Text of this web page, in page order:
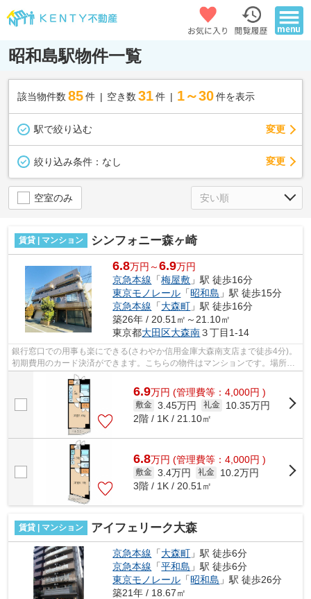
昭和島駅物件一覧
該当物件数 85件 空き数 31 件 1～30 件を表示
駅で絞り込む 変更
絞り込み条件： なし 変更
空室のみ
賃貸 | マンション シンフォニー森ヶ崎
6.8万円～6.9万円
京急本線 「梅屋敷 」駅 徒歩16分
東京モノレール 「昭和島 」駅 徒歩15分
京急本線 「大森町 」駅 徒歩16分
築26年 / 20.51㎡～21.10㎡
東京都大田区大森南３丁目1-14
銀行窓口での用事も楽にできる(さわやか信用金庫大森南支店まで徒歩4分)。
初期費用のカード決済ができます。こちらの物件はマンションです。場所が
平坦なのは、ランニングをする上で抑...
6.9万円 (管理費等：4,000円 )
敷金 3.45万円 礼金
10.35万円
2階 / 1K / 21.10㎡
6.8万円 (管理費等：4,000円 )
敷金 3.4万円 礼金
10.2万円
3階 / 1K / 20.51㎡
賃貸 | マンション アイフェリーク大森
京急本線 「大森町 」駅 徒歩6分
京急本線 「平和島 」駅 徒歩6分
東京モノレール 「昭和島 」駅 徒歩26分
築21年 / 18.67㎡